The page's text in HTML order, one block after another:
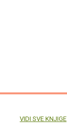
VIDI SVE KNJIGE